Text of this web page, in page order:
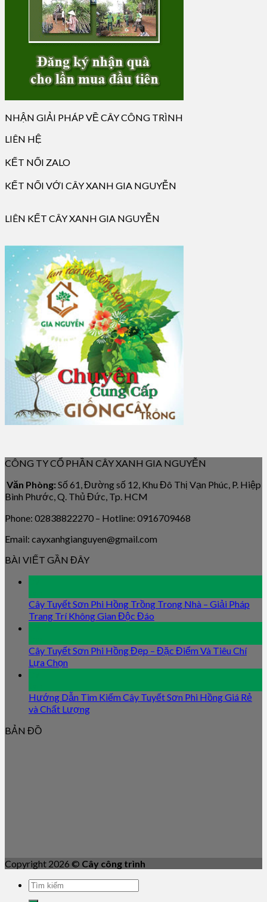
NHẬN GIẢI PHÁP VỀ CÂY CÔNG TRÌNH
LIÊN HỆ
KẾT NỐI ZALO
KẾT NỐI VỚI CÂY XANH GIA NGUYỄN
LIÊN KẾT CÂY XANH GIA NGUYỄN
CÔNG TY CỔ PHẦN CÂY XANH GIA NGUYỄN
Văn Phòng: Số 61, Đường số 12, Khu Đô Thị Vạn Phúc, P. Hiệp
Bình Phước, Q. Thủ Đức, Tp. HCM
Phone: 02838822270 – Hotline: 0916709468
Email: cayxanhgianguyen@gmail.com
BÀI VIẾT GẦN ĐÂY
Cây Tuyết Sơn Phi Hồng Trồng Trong Nhà – Giải Pháp
Trang Trí Không Gian Độc Đáo
Cây Tuyết Sơn Phi Hồng Đẹp – Đặc Điểm Và Tiêu Chí
Lựa Chọn
Hướng Dẫn Tìm Kiếm Cây Tuyết Sơn Phi Hồng Giá Rẻ
và Chất Lượng
BẢN ĐỒ
Copyright 2026 © Cây công trình